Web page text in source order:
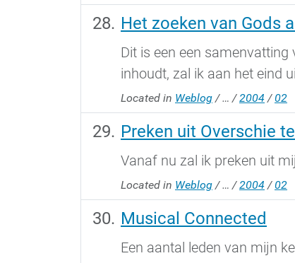
Het zoeken van Gods
Dit is een een
inhoudt, zal ik aan het eind
Located in Weblog /… /2004 /02
Preken uit Overschie
Vanaf nu zal ik preken uit
Located in Weblog /… /2004 /02
Musical Connected
Een aantal leden van mijn